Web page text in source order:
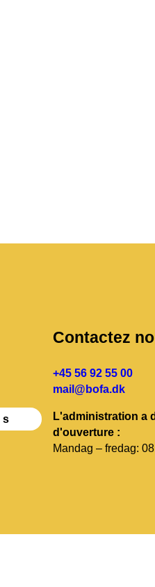
s
Contactez
+45 56 92 55 00
mail@bofa.dk
L'administration a
d'ouverture :
Mandag – fredag: